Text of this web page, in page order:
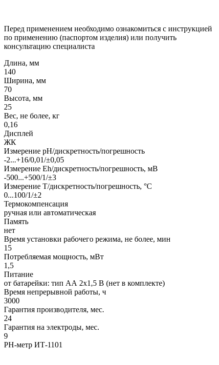
Перед применением необходимо ознакомиться с инструкцией
по применению (паспортом изделия) или получить
консультацию специалиста
Длина, мм
140
Ширина, мм
70
Высота, мм
25
Вес, не более, кг
0,16
Дисплей
ЖК
Измерение pH/дискретность/погрешность
-2...+16/0,01/±0,05
Измерение Eh/дискретность/погрешность, мВ
-500...+500/1/±3
Измерение Т/дискретность/погрешность, °С
0...100/1/±2
Термокомпенсация
ручная или автоматическая
Память
нет
Время установки рабочего режима, не более, мин
15
Потребляемая мощность, мВт
1,5
Питание
от батарейки: тип AА 2х1,5 В (нет в комплекте)
Время непрерывной работы, ч
3000
Гарантия производителя, мес.
24
Гарантия на электроды, мес.
9
PH-метр ИТ-1101